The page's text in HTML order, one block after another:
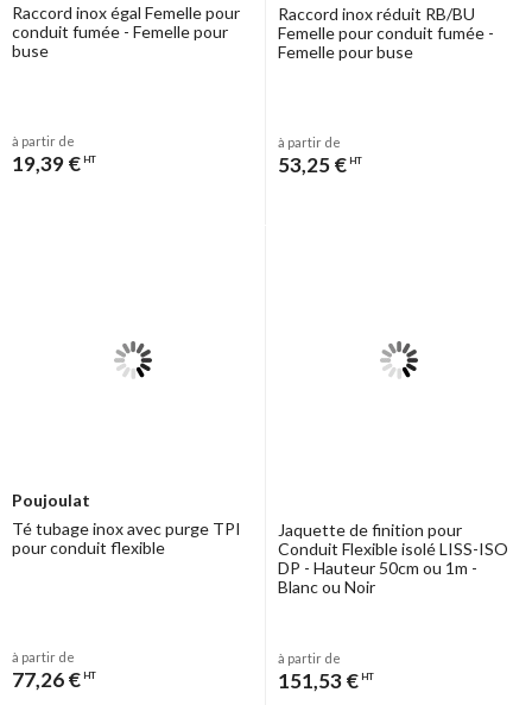
Raccord inox égal Femelle pour
conduit fumée - Femelle pour
buse
à partir de
19,39 € HT
Raccord inox réduit RB/BU
Femelle pour conduit fumée -
Femelle pour buse
à partir de
53,25 € HT
Poujoulat
Té tubage inox avec purge TPI
pour conduit flexible
à partir de
77,26 € HT
Jaquette de finition pour
Conduit Flexible isolé LISS-ISO
DP - Hauteur 50cm ou 1m -
Blanc ou Noir
à partir de
151,53 € HT